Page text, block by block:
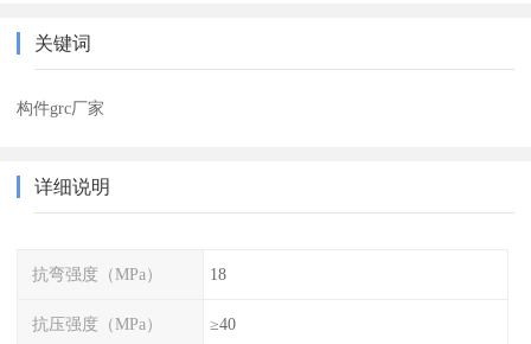
关键词
构件grc厂家
详细说明
抗弯强度（MPa） 18
抗压强度（MPa） ≥40